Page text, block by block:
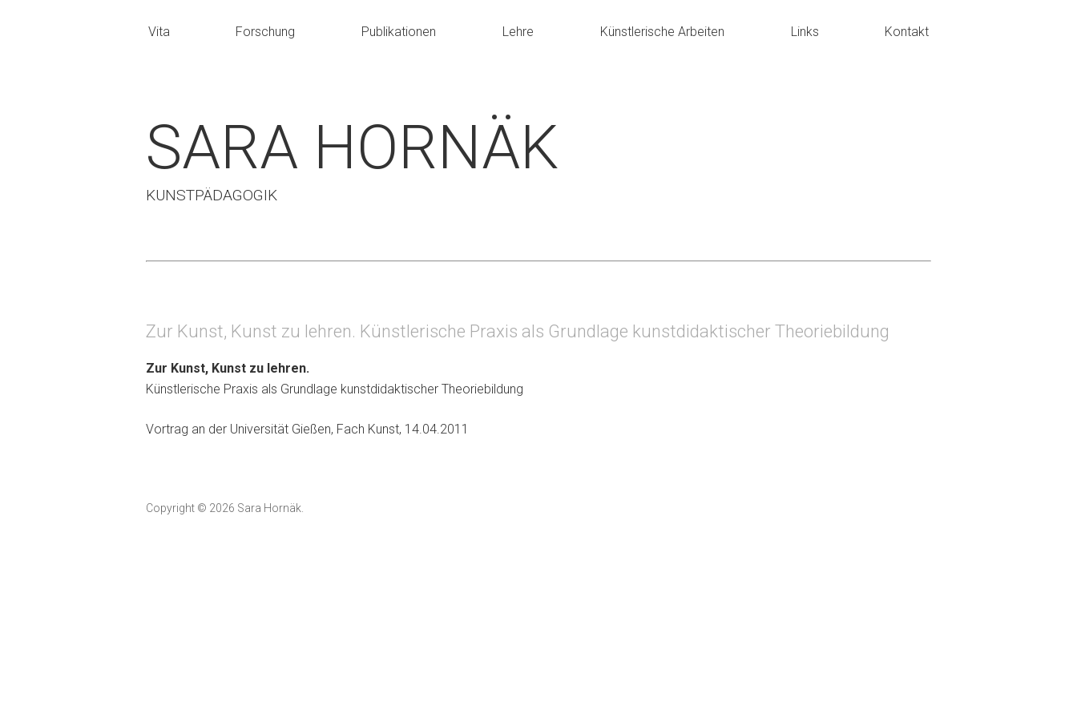
Vita Forschung Publikationen Lehre Künstlerische Arbeiten Links Kontakt
SARA HORNÄK
KUNSTPÄDAGOGIK
Zur Kunst, Kunst zu lehren. Künstlerische Praxis als Grundlage kunstdidaktischer Theoriebildung
Zur Kunst, Kunst zu lehren.
Künstlerische Praxis als Grundlage kunstdidaktischer Theoriebildung
Vortrag an der Universität Gießen, Fach Kunst, 14.04.2011
Copyright © 2026 Sara Hornäk.